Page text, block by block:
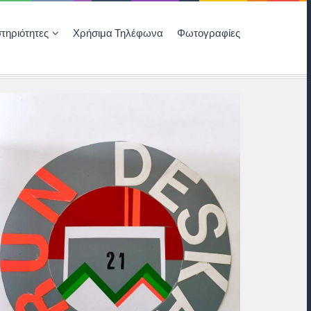
Χρήσιμα Τηλέφωνα Φωτογραφίες